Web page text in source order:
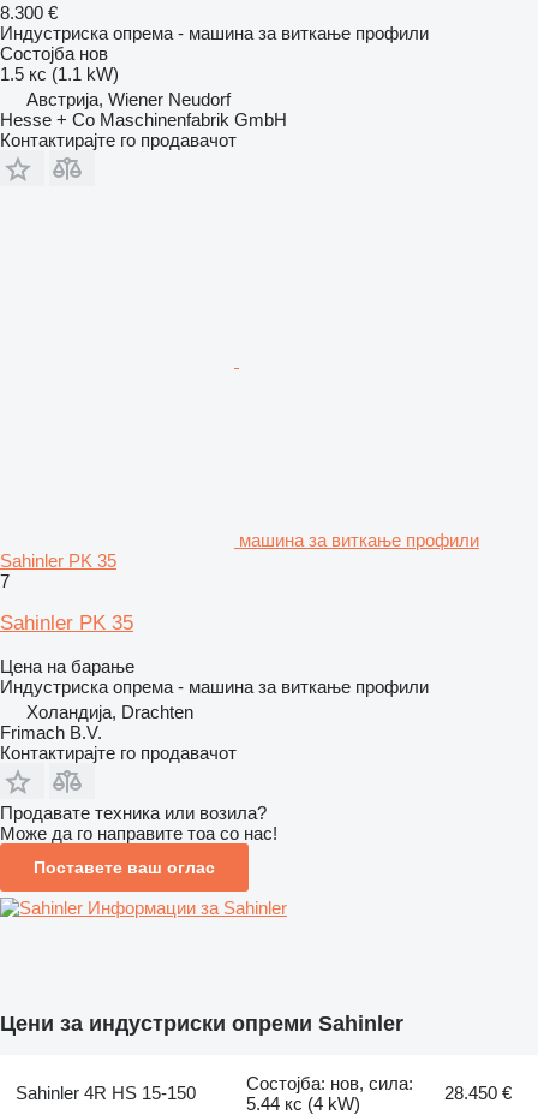
8.300 €
Индустриска опрема - машина за виткање профили
Состојба нов
1.5 кс (1.1 kW)
Австрија, Wiener Neudorf
Hesse + Co Maschinenfabrik GmbH
Контактирајте го продавачот
машина за виткање профили
Sahinler PK 35
7
Sahinler PK 35
Цена на барање
Индустриска опрема - машина за виткање профили
Холандија, Drachten
Frimach B.V.
Контактирајте го продавачот
Продавате техника или возила?
Може да го направите тоа со нас!
Поставете ваш оглас
Информации за Sahinler
Цени за индустриски опреми Sahinler
Sahinler 4R HS 15-150
Состојба: нов, сила:
5.44 кс (4 kW)
28.450 €